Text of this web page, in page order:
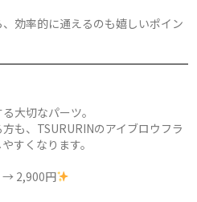
効率的に通えるのも嬉しいポイン
大切なパーツ。
も、TSURURINのアイブロウフラ
すくなります。
→ 2,900円